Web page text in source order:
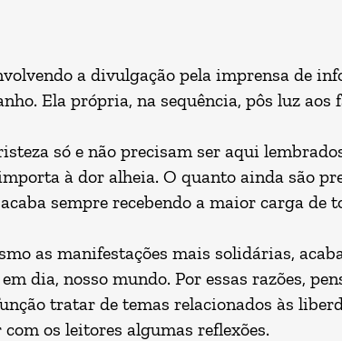
a divulgação pela imprensa de
Ela própria, na sequência, pôs luz aos
só e não precisam ser aqui
à dor alheia. O quanto ainda são
sempre recebendo a maior carga de
as manifestações mais solidárias,
dia, nosso mundo. Por essas razões,
tratar de temas relacionados às
os leitores algumas reflexões.